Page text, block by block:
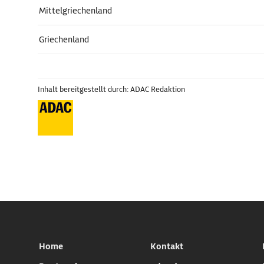
Mittelgriechenland
Griechenland
Inhalt bereitgestellt durch: ADAC Redaktion
Home
Kontakt